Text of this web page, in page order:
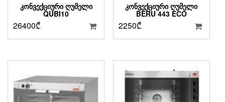
ᲙᲝᲜᲕᲔᲥᲪᲘᲣᲠᲘ ᲦᲣᲛᲔᲚᲘ
QUBI10
26400₾
ᲙᲝᲜᲕᲔᲥᲪᲘᲣᲠᲘ ᲦᲣᲛᲔᲚᲘ
BERU 443 ECO
2250₾